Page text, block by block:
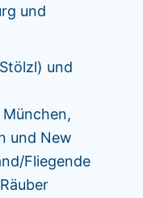
und
und
und New
Fliegende